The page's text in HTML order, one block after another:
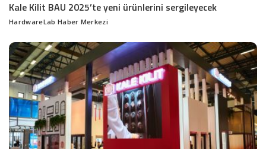
Kale Kilit BAU 2025’te yeni ürünlerini sergileyecek
Posted
HardwareLab Haber Merkezi